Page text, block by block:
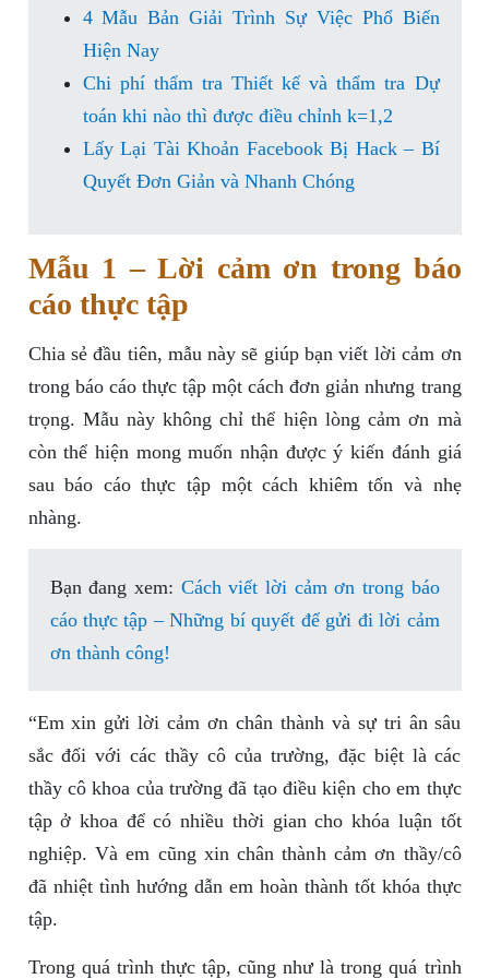
4 Mẫu Bản Giải Trình Sự Việc Phổ Biến
Hiện Nay
Chi phí thẩm tra Thiết kế và thẩm tra Dự
toán khi nào thì được điều chỉnh k=1,2
Lấy Lại Tài Khoản Facebook Bị Hack – Bí
Quyết Đơn Giản và Nhanh Chóng
Mẫu 1 – Lời cảm ơn trong báo
cáo thực tập
Chia sẻ đầu tiên, mẫu này sẽ giúp bạn viết lời cảm ơn
trong báo cáo thực tập một cách đơn giản nhưng trang
trọng. Mẫu này không chỉ thể hiện lòng cảm ơn mà
còn thể hiện mong muốn nhận được ý kiến đánh giá
sau báo cáo thực tập một cách khiêm tốn và nhẹ
nhàng.
Bạn đang xem: Cách viết lời cảm ơn trong báo
cáo thực tập – Những bí quyết để gửi đi lời cảm
ơn thành công!
“Em xin gửi lời cảm ơn chân thành và sự tri ân sâu
sắc đối với các thầy cô của trường, đặc biệt là các
thầy cô khoa của trường đã tạo điều kiện cho em thực
tập ở khoa để có nhiều thời gian cho khóa luận tốt
nghiệp. Và em cũng xin chân thành cảm ơn thầy/cô
đã nhiệt tình hướng dẫn em hoàn thành tốt khóa thực
tập.
Trong quá trình thực tập, cũng như là trong quá trình